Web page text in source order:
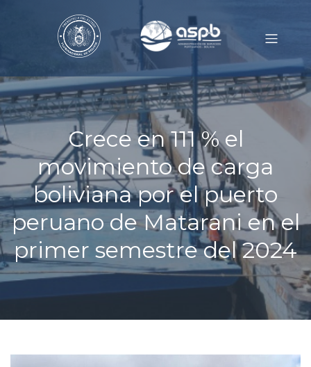
Crece en 111 % el
movimiento de carga
boliviana por el puerto
peruano de Matarani en el
primer semestre del 2024